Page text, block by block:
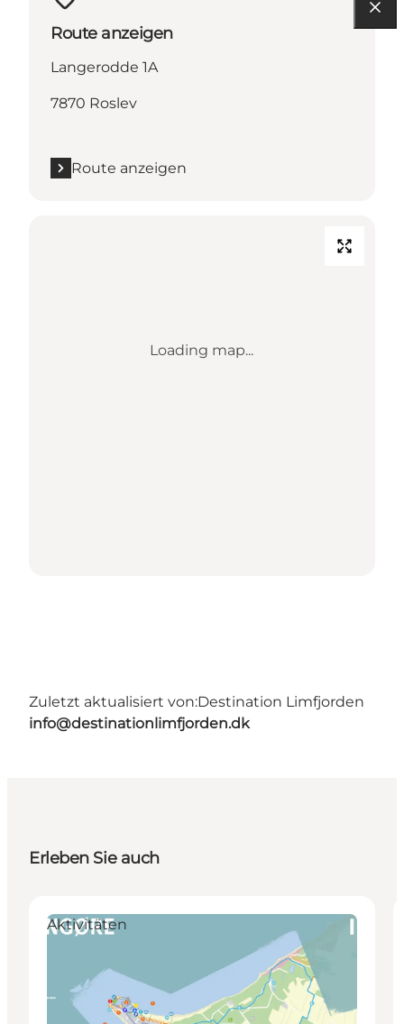
Route anzeigen
Langerodde 1A
7870 Roslev
Route anzeigen
Loading map...
Zuletzt aktualisiert von:Destination Limfjorden
info@destinationlimfjorden.dk
Erleben Sie auch
Aktivitäten